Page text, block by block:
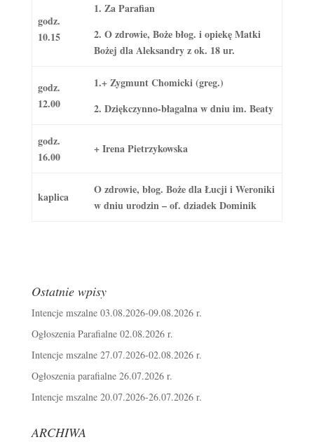
godz.
10.15
1. Za Parafian
2. O zdrowie, Boże błog. i opiekę Matki
Bożej dla Aleksandry z ok. 18 ur.
godz.
12.00
1.+ Zygmunt Chomicki (greg.)
2. Dziękczynno-błagalna w dniu im. Beaty
godz.
16.00
+ Irena Pietrzykowska
kaplica
O zdrowie, błog. Boże dla Łucji i Weroniki
w dniu urodzin – of. dziadek Dominik
Ostatnie wpisy
Intencje mszalne 03.08.2026-09.08.2026 r.
Ogłoszenia Parafialne 02.08.2026 r.
Intencje mszalne 27.07.2026-02.08.2026 r.
Ogłoszenia parafialne 26.07.2026 r.
Intencje mszalne 20.07.2026-26.07.2026 r.
ARCHIWA